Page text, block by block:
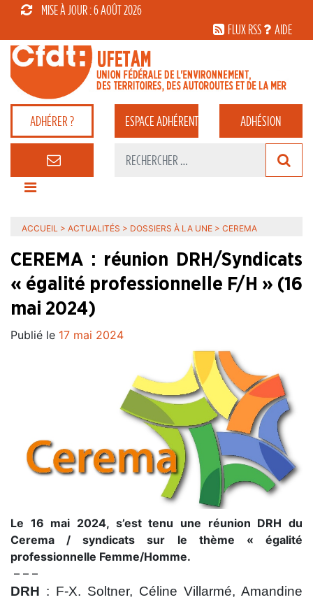
MISE À JOUR : 6 AOÛT 2026
FLUX RSS
AIDE
ADHÉRER ? ESPACEADHÉRENT ADHÉSION
ACCUEIL > ACTUALITÉS > DOSSIERS À LA UNE > CEREMA
CEREMA : réunion DRH/Syndicats
« égalité professionnelle F/H » (16
mai 2024)
Publié le 17 mai 2024
Le 16 mai 2024, s’est tenu une réunion DRH du
Cerema / syndicats sur le thème « égalité
professionnelle Femme/Homme.
– – –
DRH : F-X. Soltner, Céline Villarmé, Amandine